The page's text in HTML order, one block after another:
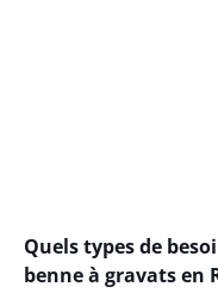
Quels types de
benne à gravats en